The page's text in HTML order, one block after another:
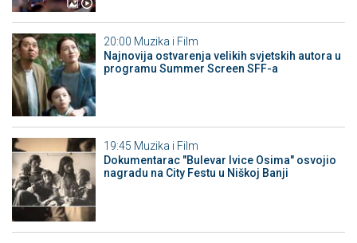
20:00 Muzika i Film
Najnovija ostvarenja velikih svjetskih autora u
programu Summer Screen SFF-a
19:45 Muzika i Film
Dokumentarac "Bulevar Ivice Osima" osvojio
nagradu na City Festu u Niškoj Banji